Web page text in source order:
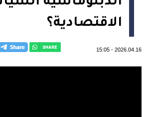
الاقتصادية؟
2026.04.16
-
15:05